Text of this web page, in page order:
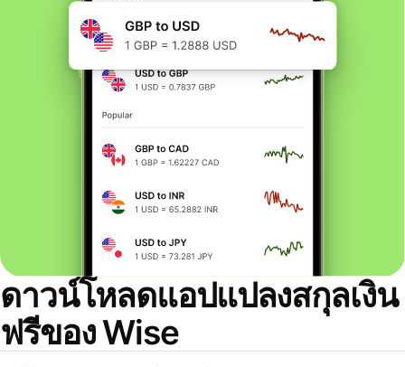
ดาวน์โหลดแอปแปลงสกุลเงิน
ฟรีของ Wise